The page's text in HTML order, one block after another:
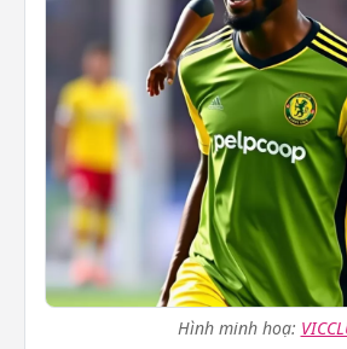
Hình minh hoạ: